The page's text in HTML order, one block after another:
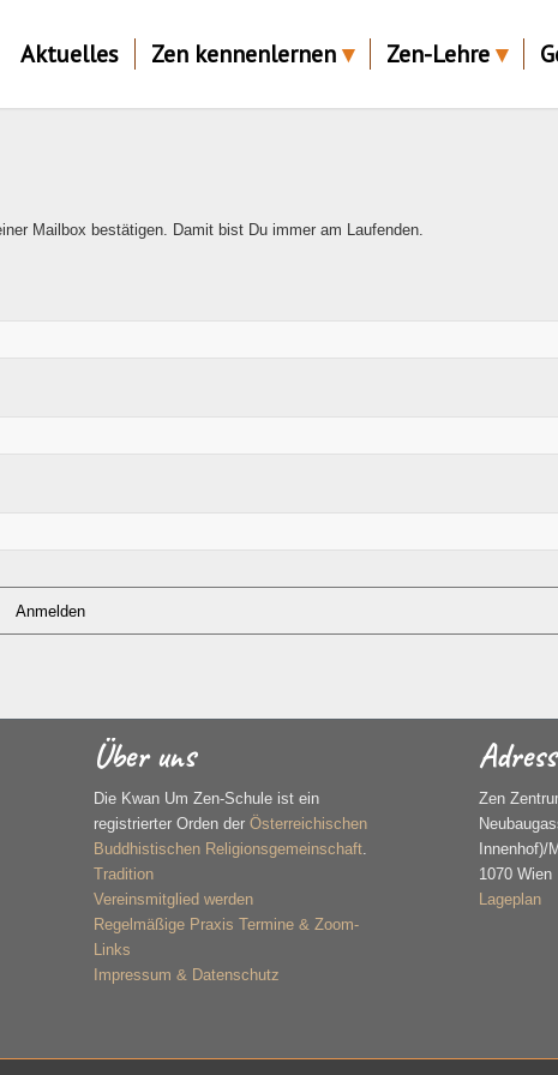
Aktuelles Zen kennenlernen Zen-Lehre
Mailbox bestätigen. Damit bist Du immer am Laufenden.
Anmelden
Über uns
Die Kwan Um Zen-Schule ist ein
registrierter Orden derÖsterreichischen
Buddhistischen Religionsgemeinschaft.
Tradition
Vereinsmitglied werden
Regelmäßige Praxis Termine & Zoom-
Links
Impressum & Datenschutz
Zen
Innenhof)/
1070 Wien
Lageplan